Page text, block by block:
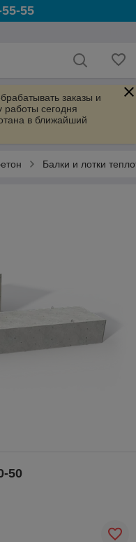
55
заказы и
работы сегодня
в ближайший
Балки и лотки
50